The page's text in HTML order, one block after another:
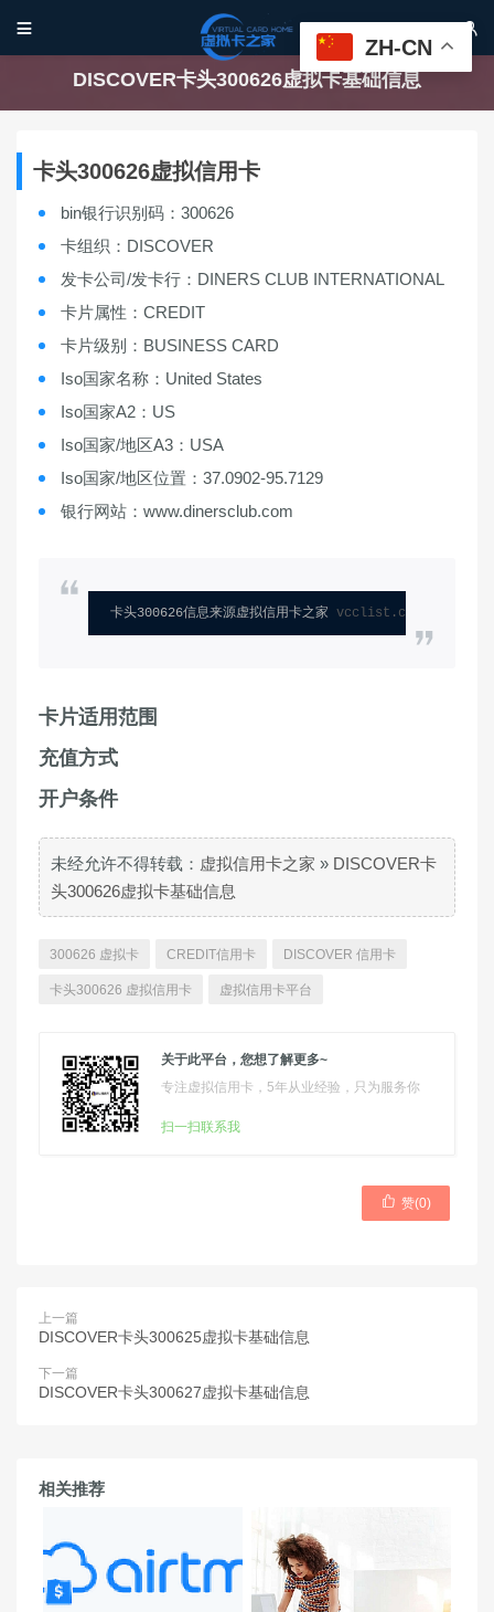
 
DISCOVER卡头300626虚拟卡基础信息
卡头300626虚拟信用卡
bin银行识别码：300626
卡组织：DISCOVER
发卡公司/发卡行：DINERS CLUB INTERNATIONAL
卡片属性：CREDIT
卡片级别：BUSINESS CARD
Iso国家名称：United States
Iso国家A2：US
Iso国家/地区A3：USA
Iso国家/地区位置：37.0902-95.7129
银行网站：www.dinersclub.com
卡头300626信息来源虚拟信用卡之家 vcclist.com
卡片适用范围
充值方式
开户条件
未经允许不得转载： 虚拟信用卡之家 » DISCOVER卡
头300626虚拟卡基础信息
300626 虚拟卡 CREDIT信用卡 DISCOVER 信用卡
卡头300626 虚拟信用卡 虚拟信用卡平台
关于此平台，您想了解更多~
专注虚拟信用卡，5年从业经验，只为服务你
扫一扫联系我
 赞(0)
上一篇
DISCOVER卡头300625虚拟卡基础信息
下一篇
DISCOVER卡头300627虚拟卡基础信息
相关推荐
ZH-CN